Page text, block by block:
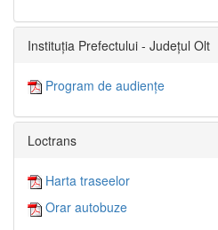
Instituția Prefectului - Județul Olt
Program de audiențe
Loctrans
Harta traseelor
Orar autobuze